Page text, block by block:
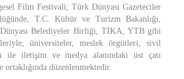
Film Festivali; Türk Dünyası Gazeteciler
T.C. Kültür ve Turizm Bakanlığı,
Belediyeler Birliği, TİKA, YTB gibi
üniversiteler, meslek örgütleri, sivil
ile iletişim ve medya alanındaki üst çatı
ortaklığında düzenlenmektedir.